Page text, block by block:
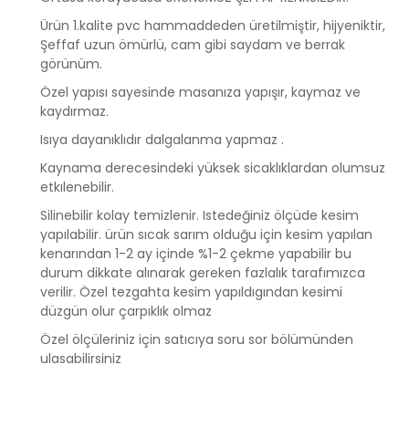
Ürün 1.kalite pvc hammaddeden üretilmiştir, hijyeniktir,
Şeffaf uzun ömürlü, cam gibi saydam ve berrak
görünüm.
Özel yapısı sayesinde masanıza yapışır, kaymaz ve
kaydırmaz.
Isıya dayanıklıdır dalgalanma yapmaz .
Kaynama derecesindeki yüksek sicaklıklardan olumsuz
etkılenebilir.
Silinebilir kolay temizlenir. Istedeğiniz ölçüde kesim
yapılabilir. ürün sıcak sarım olduğu için kesim yapılan
kenarından 1-2 ay içinde %1-2 çekme yapabilir bu
durum dikkate alınarak gereken fazlalık tarafımızca
verilir. Özel tezgahta kesim yapıldıgından kesimi
düzgün olur çarpıklık olmaz
Özel ölçüleriniz için satıcıya soru sor bölümünden
ulasabilirsiniz